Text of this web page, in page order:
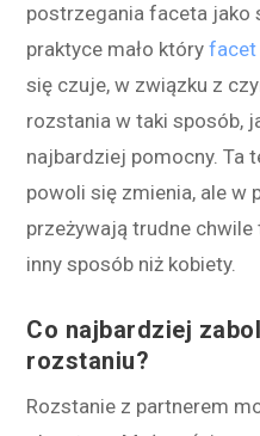
postrzegania faceta jako
praktyce mało któryfacet
się czuje, w związku z
rozstania w taki sposób,
najbardziej pomocny. Ta
powoli się zmienia, ale w
przeżywają trudne
inny sposób niż kobiety.
Co najbardziej
rozstaniu?
Rozstanie z partnerem